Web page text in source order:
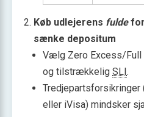
Køb udlejerens fulde
sænke depositum
Vælg Zero Excess/Full
og tilstrækkelig SLI.
Tredjepartsforsikringer
eller iVisa) mindsker